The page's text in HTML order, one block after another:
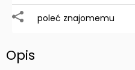
poleć znajomemu
Opis